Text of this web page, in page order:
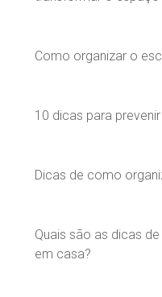
Como organizar o
10 dicas para
Dicas de como
Quais são as dicas
em casa?